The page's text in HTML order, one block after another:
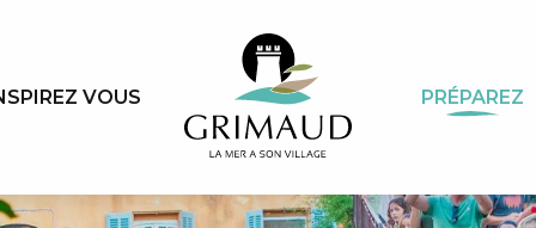
VOUS PRÉPAREZ